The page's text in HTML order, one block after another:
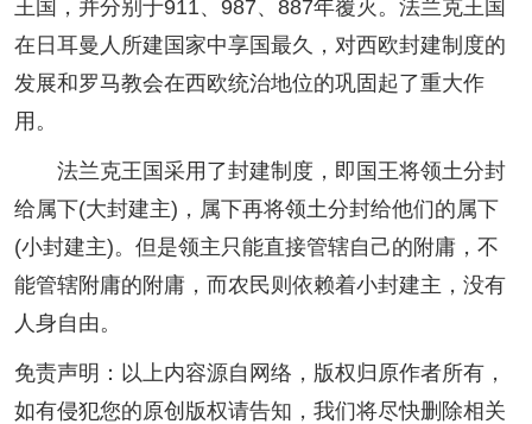
王国，并分别于911、987、887年覆灭。法兰克王国
在日耳曼人所建国家中享国最久，对西欧封建制度的
发展和罗马教会在西欧统治地位的巩固起了重大作
用。
法兰克王国采用了封建制度，即国王将领土分封
给属下(大封建主)，属下再将领土分封给他们的属下
(小封建主)。但是领主只能直接管辖自己的附庸，不
能管辖附庸的附庸，而农民则依赖着小封建主，没有
人身自由。
免责声明：以上内容源自网络，版权归原作者所有，
如有侵犯您的原创版权请告知，我们将尽快删除相关